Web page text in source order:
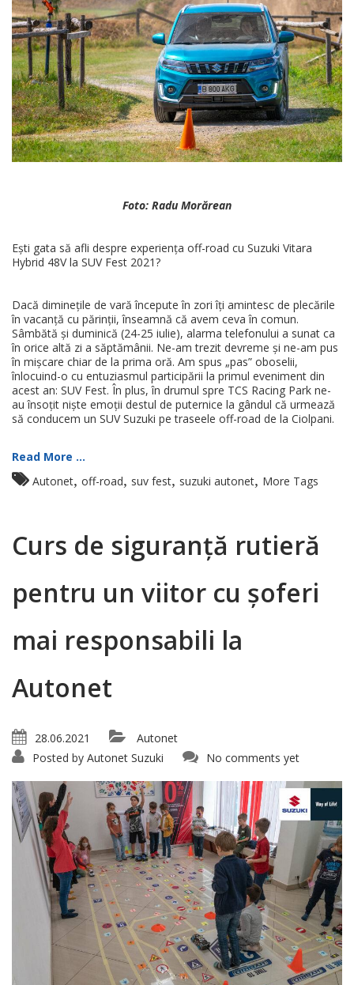
Foto: Radu Morărean
Ești gata să afli despre experiența off-road cu Suzuki Vitara
Hybrid 48V la SUV Fest 2021?
Dacă diminețile de vară începute în zori îți amintesc de plecările
în vacanță cu părinții, înseamnă că avem ceva în comun.
Sâmbătă și duminică (24-25 iulie), alarma telefonului a sunat ca
în orice altă zi a săptămânii. Ne-am trezit devreme și ne-am pus
în mișcare chiar de la prima oră. Am spus „pas” oboselii,
înlocuind-o cu entuziasmul participării la primul eveniment din
acest an: SUV Fest. În plus, în drumul spre TCS Racing Park ne-
au însoțit niște emoții destul de puternice la gândul că urmează
să conducem un SUV Suzuki pe traseele off-road de la Ciolpani.
Read More ...
Autonet off-road suv fest suzuki autonet More Tags
Curs de siguranță rutieră
pentru un viitor cu șoferi
mai responsabili la
Autonet
28.06.2021
Autonet
Posted by Autonet Suzuki No comments yet